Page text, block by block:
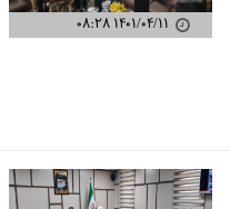
۱۴۰۱/۰۴/۱۱ ۰۸:۲۸